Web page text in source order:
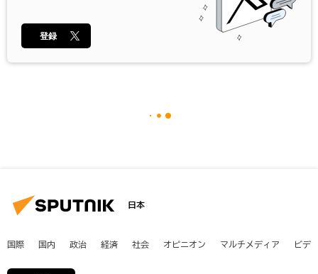
登録
日本
国際 国内 政治 経済 社会 オピニオン マルチメディア ビデ